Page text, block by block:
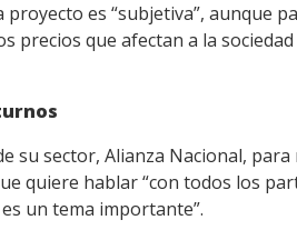
es “subjetiva”, aunque
precios que afectan a la
su sector, Alianza Nacional,
quiere hablar “con todos los
un tema importante”.